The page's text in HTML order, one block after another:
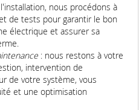
nous procédons à
de tests pour garantir le bon
électrique et assurer sa
: nous restons à votre
intervention de
de votre système, vous
et une optimisation